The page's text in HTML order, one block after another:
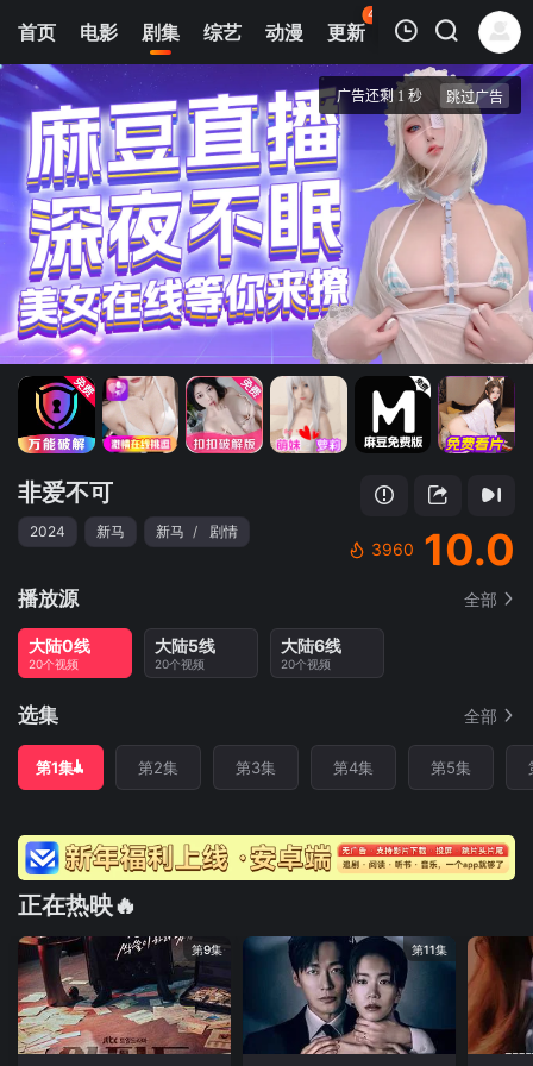
首页 电影 剧集 综艺 动漫 更新
44
热榜 APP
我的观影记录
第1集
非爱不可
清空
非爱不可
2024 新马 新马 / 剧情
3960 10.0
播放源 全部
大陆0线
20个视频
大陆5线
20个视频
大陆6线
20个视频
选集 全部
第1集 第2集 第3集 第4集 第5集
正在热映🔥
第9集 第11集